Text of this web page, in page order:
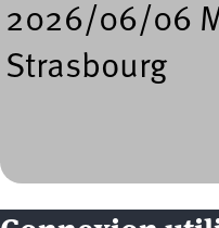
2026/06/06
Strasbourg